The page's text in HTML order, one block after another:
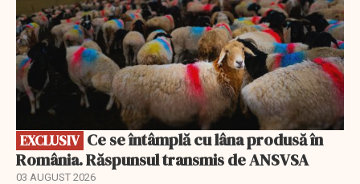
EXCLUSIV
România. Răspunsul transmis de ANSVSA
03 AUGUST 2026